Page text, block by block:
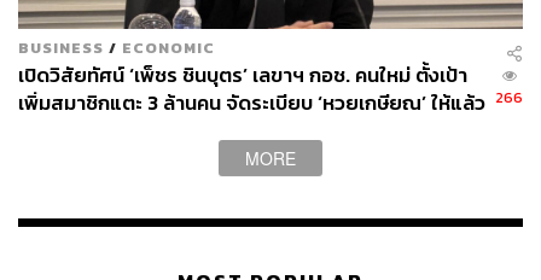
BUSINESS / ECONOMIC
เปิดวิสัยทัศน์ ‘เพ็ชร ชินบุตร’ เลขาฯ กอช. คนใหม่ ตั้งเป้า
เพิ่มสมาชิกแตะ 3 ล้านคน จัดระเบียบ ‘หวยเกษียณ’ ให้แล้ว 266
MORE